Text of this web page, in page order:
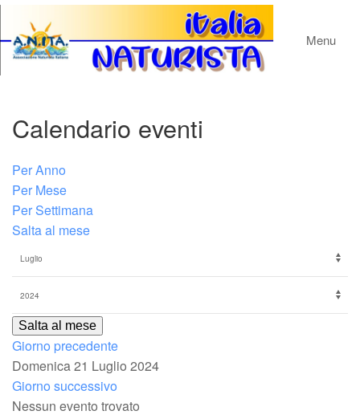
Menu
Calendario eventi
Per Anno
Per Mese
Per Settimana
Salta al mese
Salta al mese
Giorno precedente
Domenica 21 Luglio 2024
Giorno successivo
Nessun evento trovato